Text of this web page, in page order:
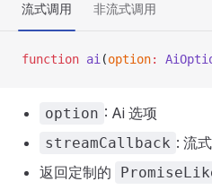
流式调用 非流式调用
function ai (option:
option : Ai 选项
streamCallback : 流
返回定制的